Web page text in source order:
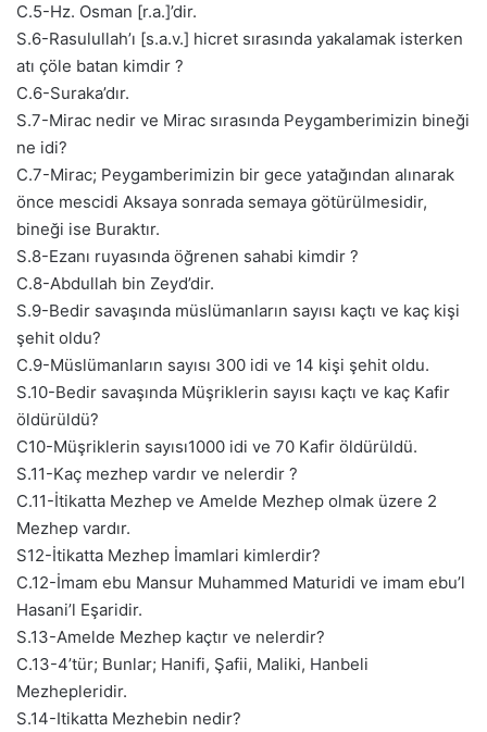
C.5-Hz. Osman [r.a.]’dir.
S.6-Rasulullah’ı [s.a.v.] hicret sırasında yakalamak isterken
atı çöle batan kimdir ?
C.6-Suraka’dır.
S.7-Mirac nedir ve Mirac sırasında Peygamberimizin bineği
ne idi?
C.7-Mirac; Peygamberimizin bir gece yatağından alınarak
önce mescidi Aksaya sonrada semaya götürülmesidir,
bineği ise Buraktır.
S.8-Ezanı ruyasında öğrenen sahabi kimdir ?
C.8-Abdullah bin Zeyd’dir.
S.9-Bedir savaşında müslümanların sayısı kaçtı ve kaç kişi
şehit oldu?
C.9-Müslümanların sayısı 300 idi ve 14 kişi şehit oldu.
S.10-Bedir savaşında Müşriklerin sayısı kaçtı ve kaç Kafir
öldürüldü?
C10-Müşriklerin sayısı1000 idi ve 70 Kafir öldürüldü.
S.11-Kaç mezhep vardır ve nelerdir ?
C.11-İtikatta Mezhep ve Amelde Mezhep olmak üzere 2
Mezhep vardır.
S12-İtikatta Mezhep İmamlari kimlerdir?
C.12-İmam ebu Mansur Muhammed Maturidi ve imam ebu’l
Hasani’l Eşaridir.
S.13-Amelde Mezhep kaçtır ve nelerdir?
C.13-4’tür; Bunlar; Hanifi, Şafii, Maliki, Hanbeli
Mezhepleridir.
S.14-Itikatta Mezhebin nedir?